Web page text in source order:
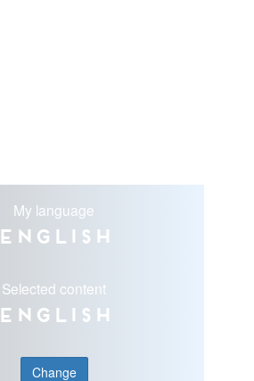
My language
English
Selected content
English
Change